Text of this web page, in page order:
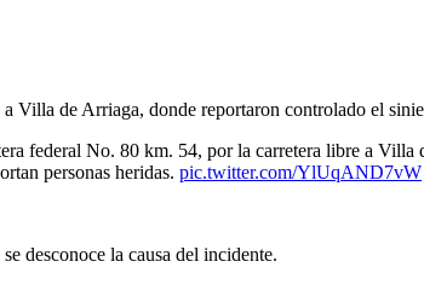
Villa de Arriaga, donde reportaron controlado el
federal No. 80 km. 54, por la carretera libre a
personas heridas. pic.twitter.com/YlUqAND7vW
desconoce la causa del incidente.